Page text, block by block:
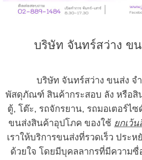
บริษัท จันทร์สว่าง ข
บริษัท จันทร์สว่าง ขนส่ง จ
พัสดุภัณฑ์ สินค้ากระสอบ ลัง หรือสิ
ตู้, โต๊ะ, รถจักรยาน, รถมอเตอร์ไ
ขนส่งสินค้าอุปโภค ของใช้ ยกเว้
เราให้บริการขนส่งที่รวดเร็ว ประ
ด้วยใจ โดยมีบุคลลากรที่มีความ